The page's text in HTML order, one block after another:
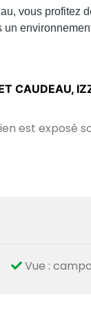
vous profitez
CAUDEAU,
est exposé
Vue :